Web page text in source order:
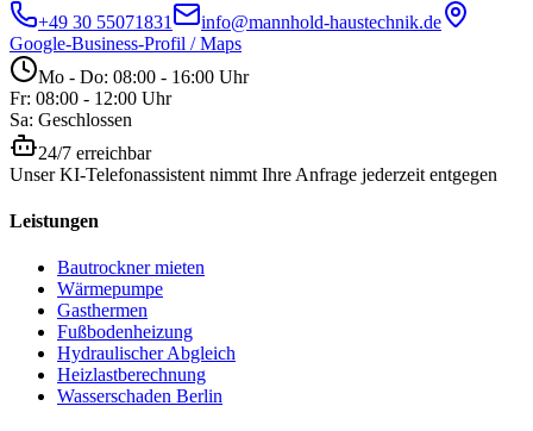
+49 30 55071831
info@mannhold-haustechnik.de
Google-Business-Profil / Maps
Mo - Do: 08:00 - 16:00 Uhr
Fr: 08:00 - 12:00 Uhr
Sa: Geschlossen
24/7 erreichbar
Unser KI-Telefonassistent nimmt Ihre Anfrage jederzeit entgegen
Leistungen
Bautrockner mieten
Wärmepumpe
Gasthermen
Fußbodenheizung
Hydraulischer Abgleich
Heizlastberechnung
Wasserschaden Berlin